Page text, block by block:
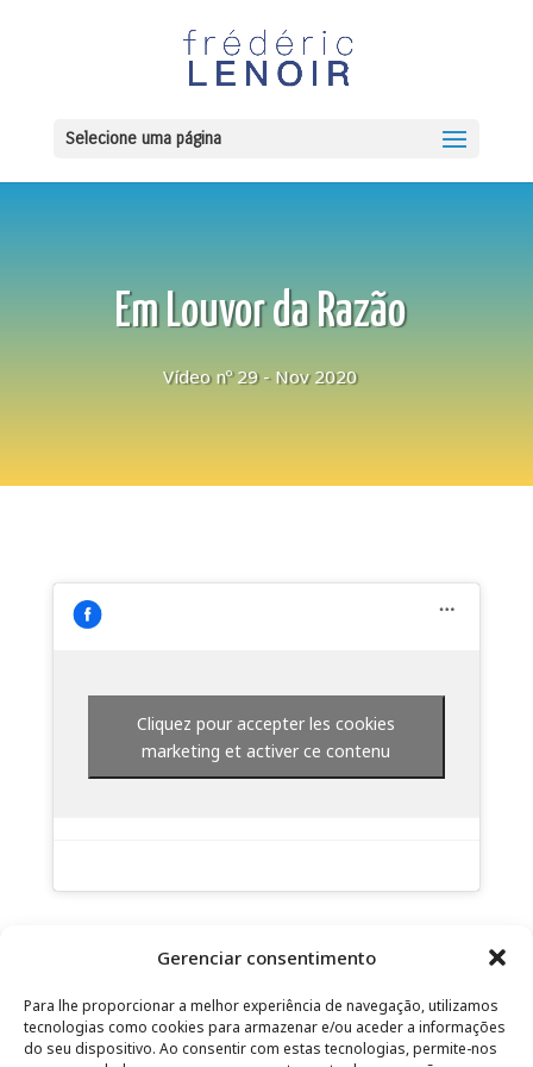
Gerenciar consentimento
Para lhe proporcionar a melhor experiência de navegação, utilizamos
tecnologias como cookies para armazenar e/ou aceder a informações
do seu dispositivo. Ao consentir com estas tecnologias, permite-nos
Selecione uma página
Em Louvor da Razão
Vídeo nº 29 - Nov 2020
Cliquez pour accepter les cookies
marketing et activer ce contenu